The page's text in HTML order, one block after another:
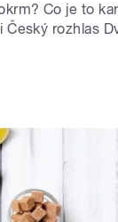
Co je to
rozhlas